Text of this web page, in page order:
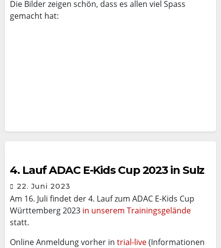
Die Bilder zeigen schön, dass es allen viel Spass
gemacht hat:
4. Lauf ADAC E-Kids Cup 2023 in Sulz
22. Juni 2023
Am 16. Juli findet der 4. Lauf zum ADAC E-Kids Cup
Württemberg 2023 in unserem Trainingsgelände
statt.
Online Anmeldung vorher in trial-live(Informationen